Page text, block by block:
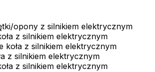
opony z silnikiem elektrycznym
z silnikiem elektrycznym
koła z silnikiem elektrycznym
z silnikiem elektrycznym
z silnikiem elektrycznym